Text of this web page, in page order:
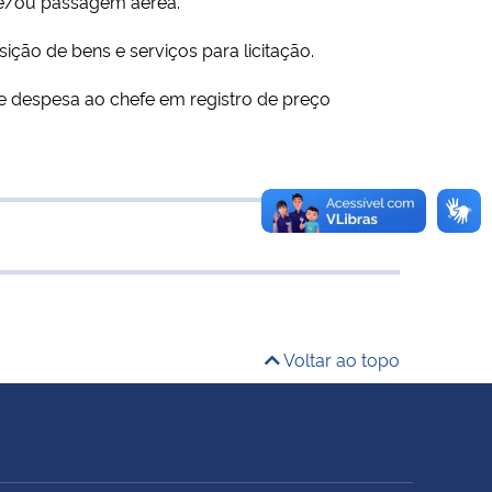
de bens e serviços para licitação.
despesa ao chefe em registro de preço
Voltar ao topo